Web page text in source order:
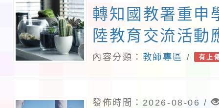
轉知國教署重申
陸教育交流活動
及落實填報登錄
內容分類： 教師專區 / 有上
發佈時間：2026-08-06 /